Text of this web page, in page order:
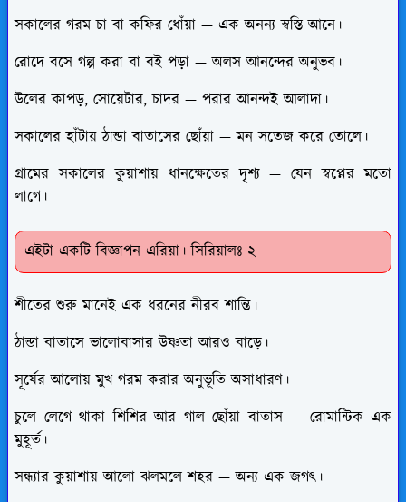
সকালের গরম চা বা কফির ধোঁয়া — এক অনন্য স্বস্তি আনে।
রোদে বসে গল্প করা বা বই পড়া — অলস আনন্দের অনুভব।
উলের কাপড়, সোয়েটার, চাদর — পরার আনন্দই আলাদা।
সকালের হাঁটায় ঠান্ডা বাতাসের ছোঁয়া — মন সতেজ করে তোলে।
গ্রামের সকালের কুয়াশায় ধানক্ষেতের দৃশ্য — যেন স্বপ্নের মতো
লাগে।
এইটা একটি বিজ্ঞাপন এরিয়া। সিরিয়ালঃ ২
শীতের শুরু মানেই এক ধরনের নীরব শান্তি।
ঠান্ডা বাতাসে ভালোবাসার উষ্ণতা আরও বাড়ে।
সূর্যের আলোয় মুখ গরম করার অনুভূতি অসাধারণ।
চুলে লেগে থাকা শিশির আর গাল ছোঁয়া বাতাস — রোমান্টিক এক
মুহূর্ত।
সন্ধ্যার কুয়াশায় আলো ঝলমলে শহর — অন্য এক জগৎ।